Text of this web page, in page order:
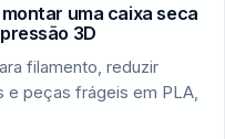
uma caixa seca
3D
filamento, reduzir
e peças frágeis em PLA,